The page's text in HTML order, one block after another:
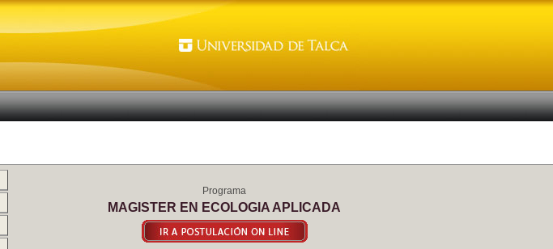
Programa
MAGISTER EN ECOLOGIA APLICADA